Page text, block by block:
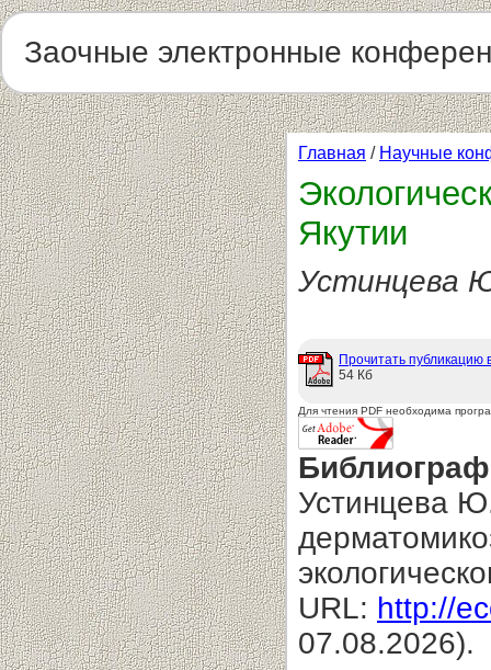
Заочные электронные
Главная / Научные
Якутии
Устинцева
Прочитать публикацию
54 Кб
Для чтения PDF необходима
Устинцева
URL: http://
07.08.2026).